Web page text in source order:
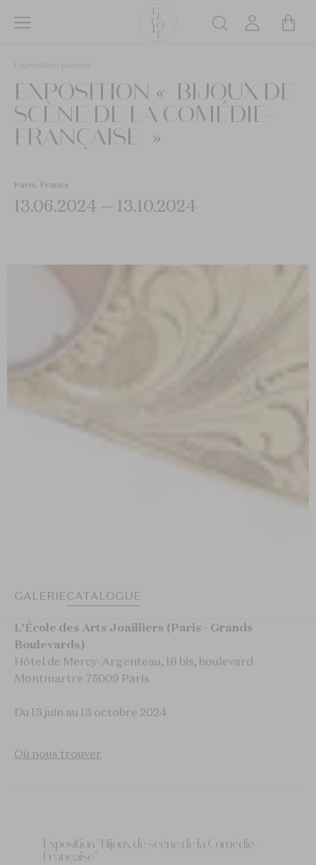
of
Jewelry
Arts
logo
Rechercher
EXPOSITION « BIJOUX DE
SCÈNE DE LA COMÉDIE-
FRANÇAISE »
Paris, France
13.06.2024 — 13.10.2024
GALERIECATALOGUE
L’École des Arts Joailliers (Paris - Grands
Boulevards)
Hôtel de Mercy-Argenteau, 16 bis, boulevard
Montmartre 75009 Paris
Du 13 juin au 13 octobre 2024
Où nous trouver
Exposition "Bijoux de scène de la Comédie-
Française"